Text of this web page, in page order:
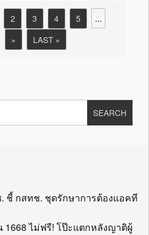
2 3 4 5 ...
» LAST »
ชี้ กสทช. ชุดรักษาการต้องแอคที
1668 ไม่ฟรี! โป๊ะแตกหลังญาติผู้